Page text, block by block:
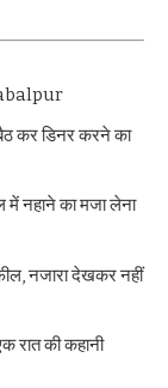
कर डिनर करने का
में नहाने का मजा लेना
नजारा देखकर नहीं
रात की कहानी